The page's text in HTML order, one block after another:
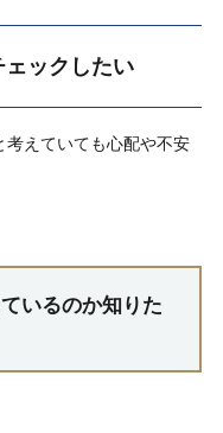
ェックしたい
考えていても心配や不安
いるのか知りた